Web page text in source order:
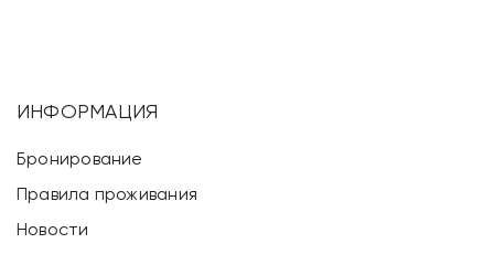
ИНФОРМАЦИЯ
Бронирование
Правила проживания
Новости